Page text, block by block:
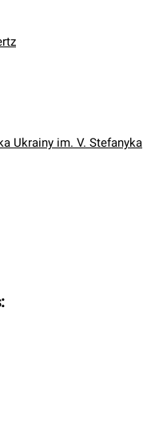
Ukrainy im. V. Stefanyka